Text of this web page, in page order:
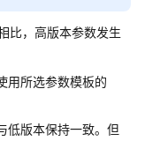
比，高版本参数发生
用所选参数模板的
低版本保持一致。但